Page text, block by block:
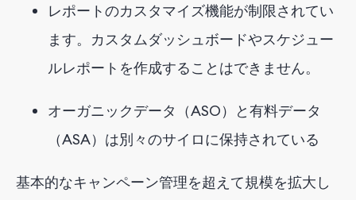
レポートのカスタマイズ機能が制限されてい
ます。カスタムダッシュボードやスケジュー
ルレポートを作成することはできません。
オーガニックデータ（ASO）と有料データ
（ASA）は別々のサイロに保持されている
基本的なキャンペーン管理を超えて規模を拡大し